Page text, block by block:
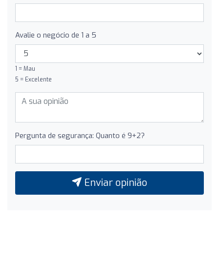
Avalie o negócio de 1 a 5
1 = Mau
5 = Excelente
Pergunta de segurança: Quanto é 9+2?
Enviar opinião